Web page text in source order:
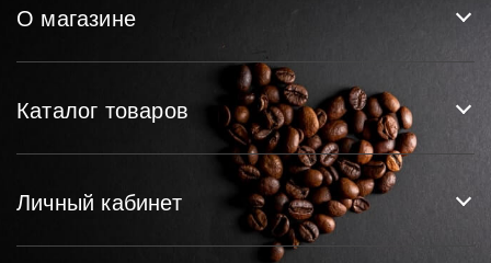
О магазине
Каталог товаров
Личный кабинет